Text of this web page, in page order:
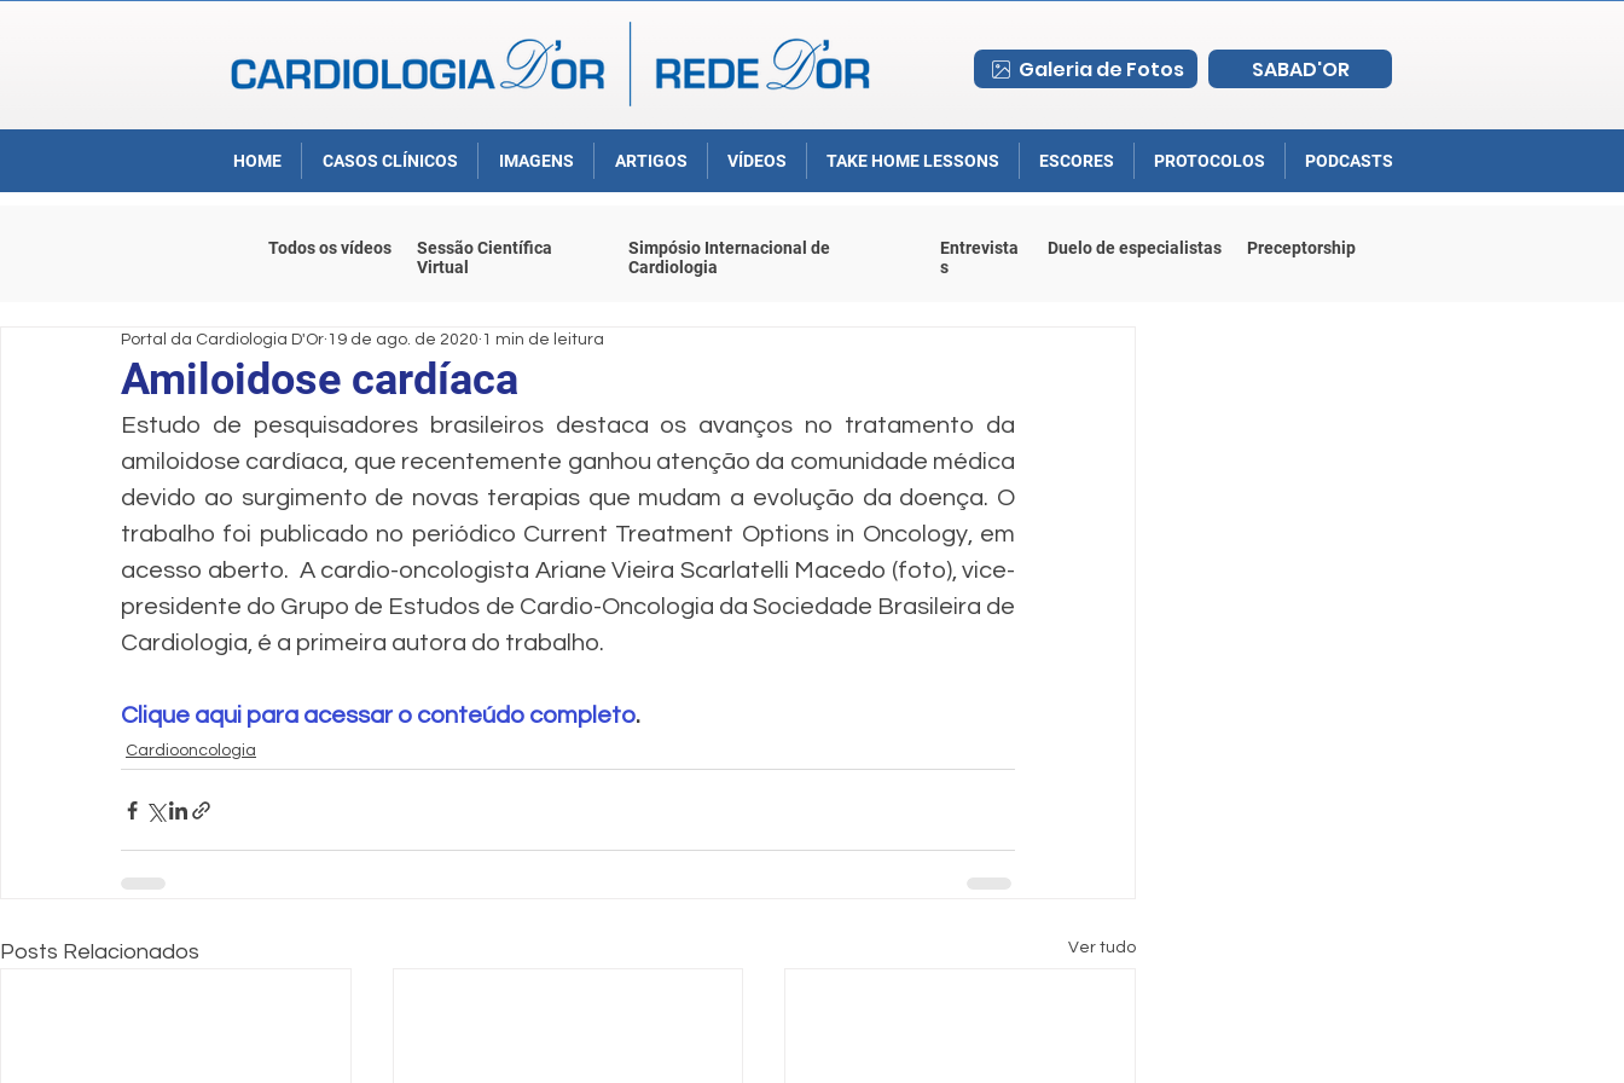
Galeria de Fotos SABAD'OR
HOME CASOS CLÍNICOS IMAGENS ARTIGOS VÍDEOS TAKE HOME LESSONS ESCORES PROTOCOLOS PODCASTS
Amiloidose cardíaca
Portal da Cardiologia D'Or 19 de ago. de 2020 1 min de leitura
Estudo de pesquisadores brasileiros destaca os avanços no tratamento da
amiloidose cardíaca, que recentemente ganhou atenção da comunidade médica
devido ao surgimento de novas terapias que mudam a evolução da doença. O
trabalho foi publicado no periódico Current Treatment Options in Oncology, em
acesso aberto.  A cardio-oncologista Ariane Vieira Scarlatelli Macedo (foto), vice-
presidente do Grupo de Estudos de Cardio-Oncologia da Sociedade Brasileira de
Cardiologia, é a primeira autora do trabalho.
Clique aqui para acessar o conteúdo completo.
Cardiooncologia
Posts Relacionados Ver tudo
Todos os vídeos
Sessão Científica
Virtual
Simpósio Internacional de
Cardiologia
Entrevista
s
Duelo de especialistas Preceptorship